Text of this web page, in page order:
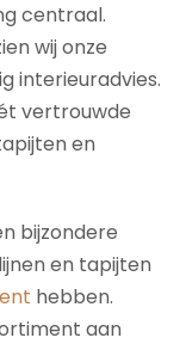
centraal.
wij onze
interieuradvies.
vertrouwde
en
bijzondere
en tapijten
hebben.
aan